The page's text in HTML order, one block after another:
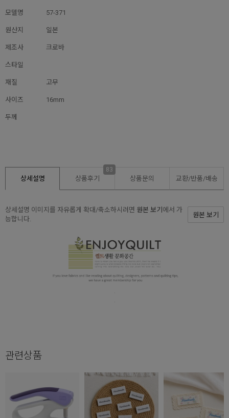
모델명 57-371
원산지 일본
제조사 크로바
스타일
재질 고무
사이즈 16mm
두께
상세설명 상품후기
83
상품문의 교환/반품/배송
상세설명 이미지를 자유롭게 확대/축소하시려면 원본 보기 에서 가
능합니다.
원본 보기